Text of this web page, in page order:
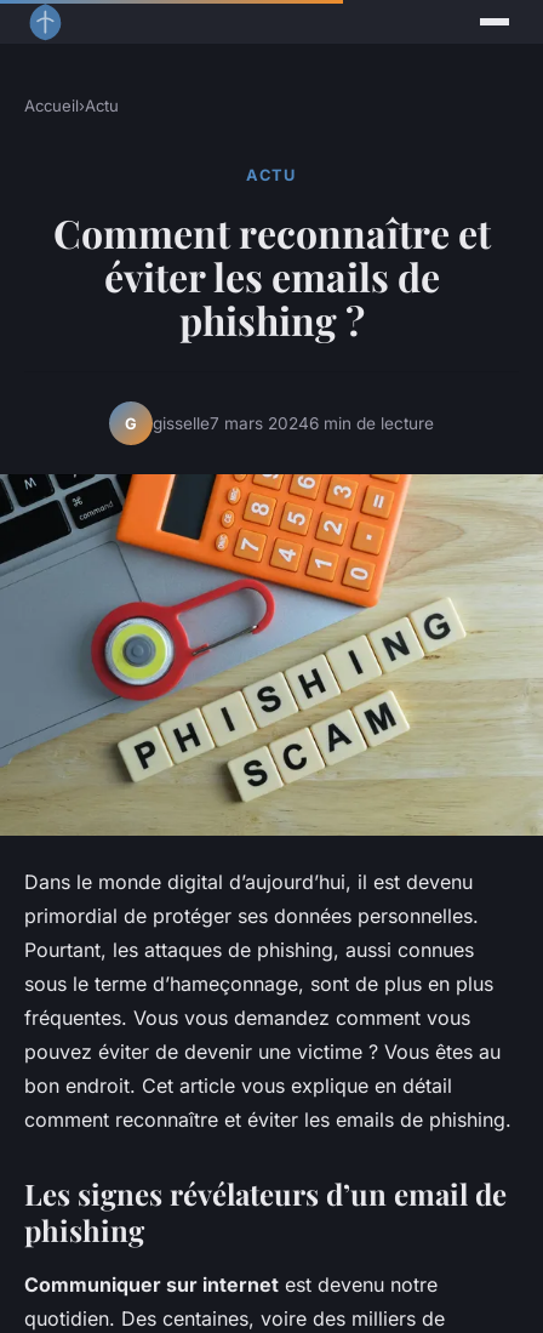
Accueil›Actu
ACTU
Comment reconnaître et
éviter les emails de
phishing ?
G gisselle7 mars 20246 min de lecture
Dans le monde digital d’aujourd’hui, il est devenu
primordial de protéger ses données personnelles.
Pourtant, les attaques de phishing, aussi connues
sous le terme d’hameçonnage, sont de plus en plus
fréquentes. Vous vous demandez comment vous
pouvez éviter de devenir une victime ? Vous êtes au
bon endroit. Cet article vous explique en détail
comment reconnaître et éviter les emails de phishing.
Les signes révélateurs d’un email de
phishing
Communiquer sur internet est devenu notre
quotidien. Des centaines, voire des milliers de